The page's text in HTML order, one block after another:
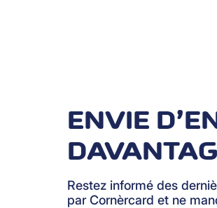
ENVIE
Restez informé des
par Cornèrcard et ne